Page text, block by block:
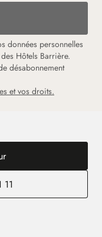
données personnelles
Hôtels Barrière.
désabonnement
et vos droits.